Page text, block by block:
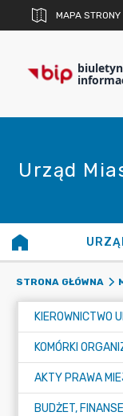
MAPA STRONY
biuletyn
Urząd
STRONA GŁÓWNA
KIEROWNICTWO
KOMÓRKI
AKTY PRAWA
BUDŻET,